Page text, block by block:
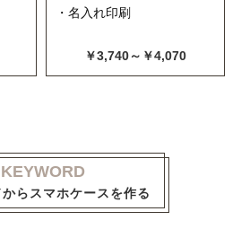
・名入れ印刷
￥3,740～￥4,070
KEYWORD
らスマホケースを作る